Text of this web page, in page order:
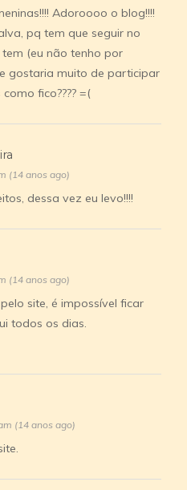
Adoroooo o blog!!!!
pq tem que seguir no
(eu não tenho por
gostaria muito de participar
fico???? =(
(14 anos ago)
dessa vez eu levo!!!!
(14 anos ago)
site, é impossível ficar
todos os dias.
(14 anos ago)